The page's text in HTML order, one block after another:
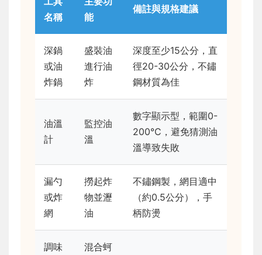
名稱
能
備註與規格建議
深鍋
或油
炸鍋
盛裝油
進行油
炸
深度至少15公分，直
徑20-30公分，不鏽
鋼材質為佳
油溫
計
監控油
溫
數字顯示型，範圍0-
200°C，避免猜測油
溫導致失敗
漏勺
或炸
網
撈起炸
物並瀝
油
不鏽鋼製，網目適中
（約0.5公分），手
柄防燙
調味 混合蚵